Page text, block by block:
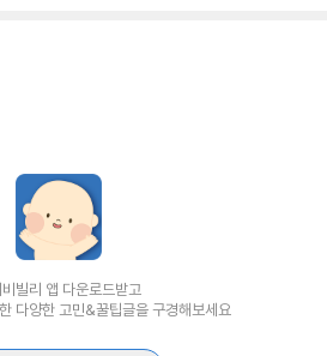
비빌리 앱 다운로드받고
다양한 고민&꿀팁글을 구경해보세요